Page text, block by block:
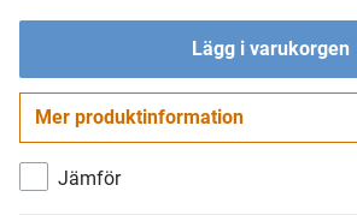
Lägg i varukorgen
Gå till kassan
Mer produktinformation
Jämför